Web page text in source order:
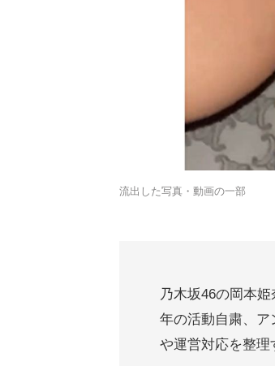
流出した写真・動画の一部
乃木坂46の岡本
年の活動自粛、
や運営対応を整理